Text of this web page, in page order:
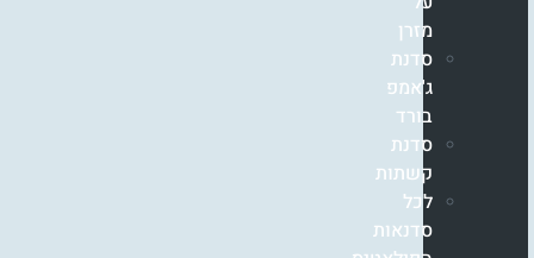
מזרן
סדנת
ג'אמפ
בורד
סדנת
קשתות
לכל
סדנאות